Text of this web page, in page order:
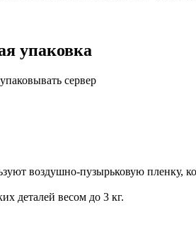
упаковка
сервер
воздушно-пузырьковую пленку,
деталей весом до 3 кг.